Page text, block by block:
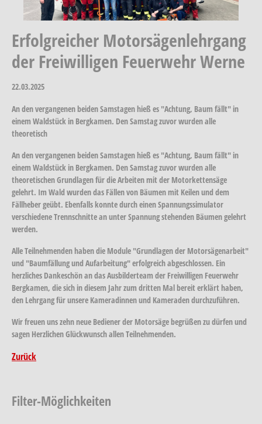
Erfolgreicher Motorsägenlehrgang
der Freiwilligen Feuerwehr Werne
22.03.2025
An den vergangenen beiden Samstagen hieß es "Achtung, Baum fällt" in
einem Waldstück in Bergkamen. Den Samstag zuvor wurden alle
theoretisch
An den vergangenen beiden Samstagen hieß es "Achtung, Baum fällt" in
einem Waldstück in Bergkamen. Den Samstag zuvor wurden alle
theoretischen Grundlagen für die Arbeiten mit der Motorkettensäge
gelehrt. Im Wald wurden das Fällen von Bäumen mit Keilen und dem
Fällheber geübt. Ebenfalls konnte durch einen Spannungssimulator
verschiedene Trennschnitte an unter Spannung stehenden Bäumen gelehrt
werden.
Alle Teilnehmenden haben die Module "Grundlagen der Motorsägenarbeit"
und "Baumfällung und Aufarbeitung" erfolgreich abgeschlossen. Ein
herzliches Dankeschön an das Ausbilderteam der Freiwilligen Feuerwehr
Bergkamen, die sich in diesem Jahr zum dritten Mal bereit erklärt haben,
den Lehrgang für unsere Kameradinnen und Kameraden durchzuführen.
Wir freuen uns zehn neue Bediener der Motorsäge begrüßen zu dürfen und
sagen Herzlichen Glückwunsch allen Teilnehmenden.
Zurück
Filter-Möglichkeiten